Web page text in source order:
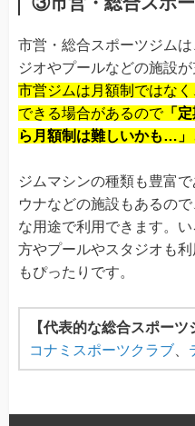
市営・総合スポーツジム
ジオやプールなどの施設
市営ジムは月額制ではな
できる場合があるので「
ら月額制は難しいかも…」
ジムマシンの種類も豊富
ウナなどの施設もあるの
な用途で利用できます。
方やプールやスタジオも
もぴったりです。
【代表的な総合スポーツ
コナミスポーツクラブ